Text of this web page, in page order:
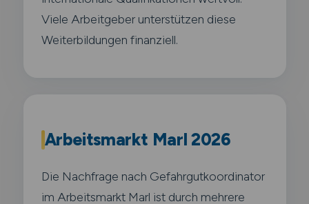
Viele Arbeitgeber unterstützen diese
Weiterbildungen finanziell.
Arbeitsmarkt Marl 2026
Die Nachfrage nach Gefahrgutkoordinator
im Arbeitsmarkt Marl ist durch mehrere